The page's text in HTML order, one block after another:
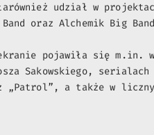
udział w
oraz Alchemik Big
pojawiła się m.in.
Sakowskiego,
„Patrol”, a także w